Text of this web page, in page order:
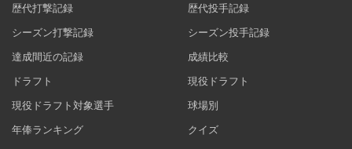
歴代打撃記録
歴代投手記録
シーズン打撃記録
シーズン投手記録
達成間近の記録
成績比較
ドラフト
現役ドラフト
現役ドラフト対象選手
球場別
年俸ランキング
クイズ